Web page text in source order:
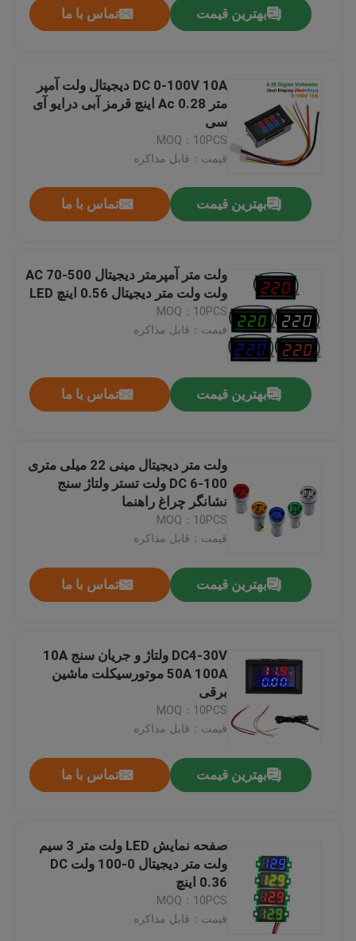
بهترین قیمت تماس با ما
DC 0-100V 10A دیجیتال ولت آمپر
متر Ac 0.28 اینچ قرمز آبی درایو آی
سی
MOQ：10PCS
قیمت：قابل مذاکره
بهترین قیمت تماس با ما
ولت متر آمپرمتر دیجیتال AC 70-500
ولت ولت متر دیجیتال 0.56 اینچ LED
MOQ：10PCS
قیمت：قابل مذاکره
بهترین قیمت تماس با ما
ولت متر دیجیتال مینی 22 میلی متری
DC 6-100 ولت تستر ولتاژ سنج
نشانگر چراغ راهنما
MOQ：10PCS
قیمت：قابل مذاکره
بهترین قیمت تماس با ما
DC4-30V ولتاژ و جریان سنج 10A
50A 100A موتورسیکلت ماشین
برقی
MOQ：10PCS
قیمت：قابل مذاکره
بهترین قیمت تماس با ما
صفحه نمایش LED ولت متر 3 سیم
ولت متر دیجیتال 0-100 ولت DC
0.36 اینچ
MOQ：10PCS
قیمت：قابل مذاکره